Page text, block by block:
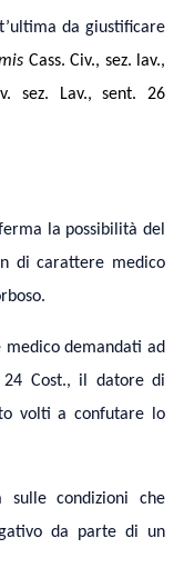
da giustificare
Cass. Civ., sez. lav.,
sez. Lav.,sent.26
la possibilità del
di carattere medico
demandati ad
24 Cost., il datore di
volti a confutare lo
sulle condizioni che
da parte di un